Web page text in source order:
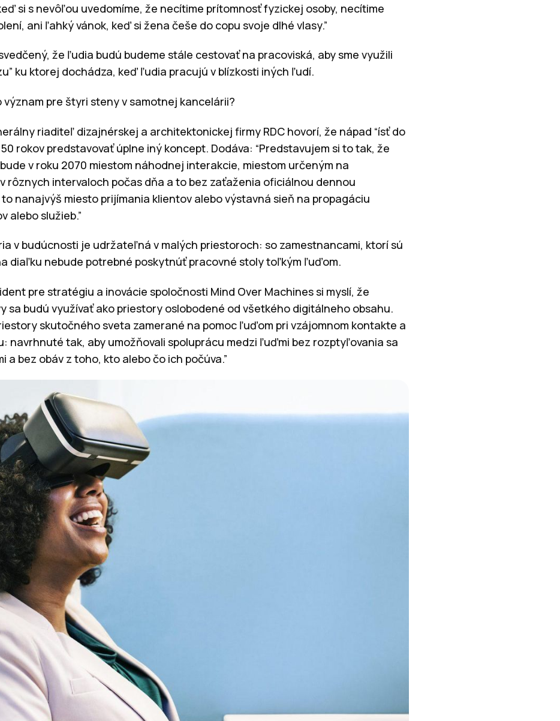
si s nevôľou uvedomíme, že necítime prítomnosť fyzickej osoby, necítime
ani ľahký vánok, keď si žena češe do copu svoje dlhé vlasy.”
že ľudia budú budeme stále cestovať na pracoviská, aby sme využili
ku ktorej dochádza, keď ľudia pracujú v blízkosti iných ľudí.
význam pre štyri steny v samotnej kancelárii?
riaditeľ dizajnérskej a architektonickej firmy RDC hovorí, že nápad “ísť do
rokov predstavovať úplne iný koncept. Dodáva: “Predstavujem si to tak, že
v roku 2070 miestom náhodnej interakcie, miestom určeným na
rôznych intervaloch počas dňa a to bez zaťaženia oficiálnou dennou
nanajvýš miesto prijímania klientov alebo výstavná sieň na propagáciu
alebo služieb.”
v budúcnosti je udržateľná v malých priestoroch: so zamestnancami, ktorí sú
diaľku nebude potrebné poskytnúť pracovné stoly toľkým ľuďom.
pre stratégiu a inovácie spoločnosti Mind Over Machines si myslí, že
sa budú využívať ako priestory oslobodené od všetkého digitálneho obsahu.
skutočného sveta zamerané na pomoc ľuďom pri vzájomnom kontakte a
navrhnuté tak, aby umožňovali spoluprácu medzi ľuďmi bez rozptyľovania sa
a bez obáv z toho, kto alebo čo ich počúva.”